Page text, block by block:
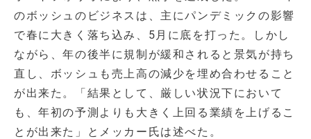
のボッシュのビジネスは、主にパンデミックの影響
で春に大きく落ち込み、5月に底を打った。しかし
ながら、年の後半に規制が緩和されると景気が持ち
直し、ボッシュも売上高の減少を埋め合わせること
が出来た。「結果として、厳しい状況下において
も、年初の予測よりも大きく上回る業績を上げるこ
とが出来た」とメッカー氏は述べた。